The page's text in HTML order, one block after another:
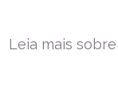
Leia mais